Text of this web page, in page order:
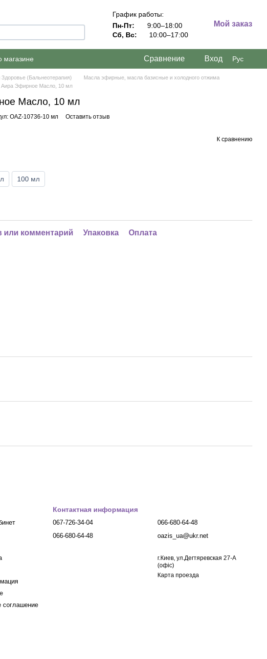
График работы:
Пн-Пт:
9:00–18:00
Сб, Вс:
10:00–17:00
Мой заказ
магазине
Сравнение Вход Рус
Здоровье (Бальнеотерапия)
Масла эфирные, масла базисные и холодного отжима
Аира Эфирное Масло, 10 мл
Масло, 10 мл
OAZ-10736-10 мл Оставить отзыв
К сравнению
100 мл
или комментарий Упаковка Оплата
соглашение
Контактная информация
067-726-34-04
066-680-64-48
066-680-64-48
oazis_ua@ukr.net
г.Киев, ул.Дегтяревская 27-А
(офіс)
Карта проезда